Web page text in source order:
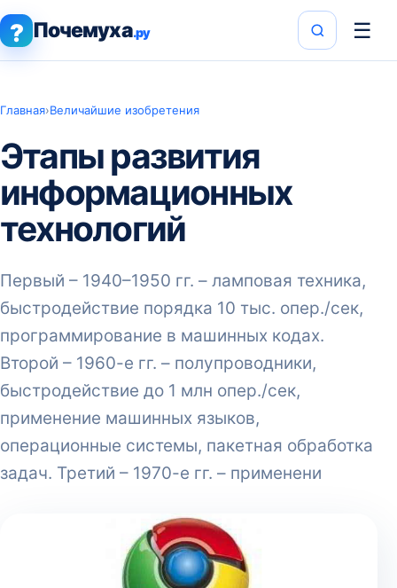
? Почемуха.ру ☰
Главная›Величайшие изобретения
Этапы развития
информационных
технологий
Первый – 1940–1950 гг. – ламповая техника,
быстродействие порядка 10 тыс. опер./сек,
программирование в машинных кодах.
Второй – 1960-е гг. – полупроводники,
быстродействие до 1 млн опер./сек,
применение машинных языков,
операционные системы, пакетная обработка
задач. Третий – 1970-е гг. – применени